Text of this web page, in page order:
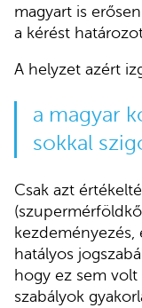
magyart is
a kérést
A helyzet azért
a magyar
sokkal
Csak azt
hatályos
hogy ez sem volt
szabályok